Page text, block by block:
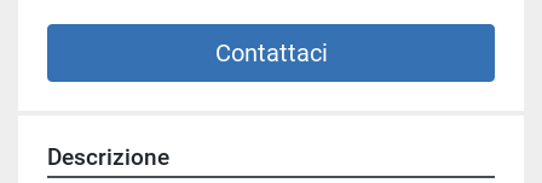
Contattaci
Descrizione